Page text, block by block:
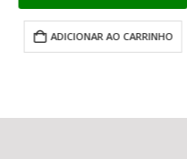
ADICIONAR AO CARRINHO